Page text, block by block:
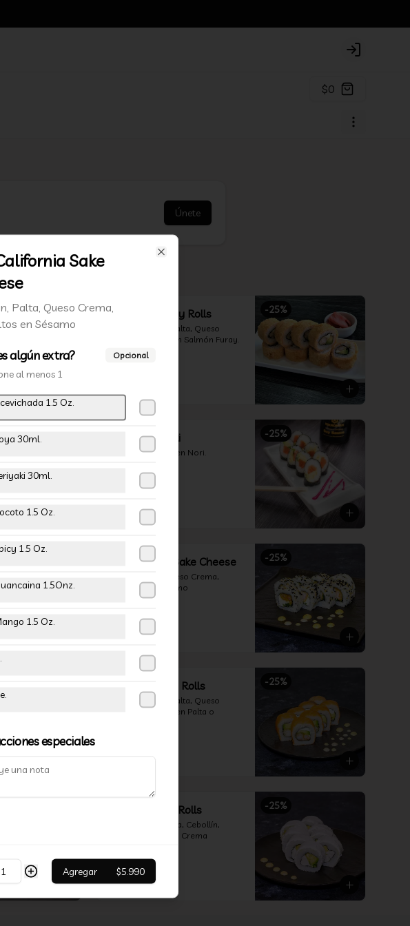
Login
$0
Únete
-25%
128-Sake Furay Rolls
Camarón Furay, Palta, Queso
Crema, Envuelto en Salmón Furay.
-25%
152-Sake Maki
Salmón, Envuelto en Nori.
$3.990
-25%
21-California Sake Cheese
Salmón, Palta, Queso Crema,
Envueltos en Sésamo
$7.990
-25%
39-Ebi Cheese Rolls
Camarón Furay, Palta, Queso
Crema, Envueltos en Palta o
$7.990
-25%
65-Oklahoma Rolls
Pollo Teriyaki, Palta, Cebollín,
Envuelto en Queso Crema
$5.990$7.990
Sake
Palta, Queso Crema,
en Sésamo
algún extra? Opcional
al menos 1
1.5 Oz.
30ml.
30ml.
1.5 Oz.
1.5 Oz.
1.5Onz.
1.5 Oz.
especiales
Agregar $5.990